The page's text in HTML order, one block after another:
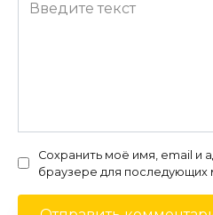
Сохранить моё имя, email и
браузере для последующих